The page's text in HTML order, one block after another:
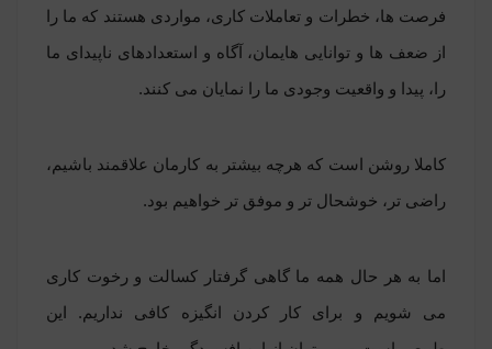
فرصت ها، خطرات و تعاملات کاری، مواردی هستند که ما را
از ضعف ها و توانایی هایمان، آگاه و استعدادهای ناپیدای ما
را، پیدا و واقعیت وجودی ما را نمایان می کنند.
کاملا روشن است که هرچه بیشتر به کارمان علاقمند باشیم،
راضی تر، خوشحال تر و موفق تر خواهیم بود.
اما به هر حال همه ما گاهی گرفتار کسالت و رخوت کاری
می شویم و برای کار کردن انگیزه کافی نداریم. این